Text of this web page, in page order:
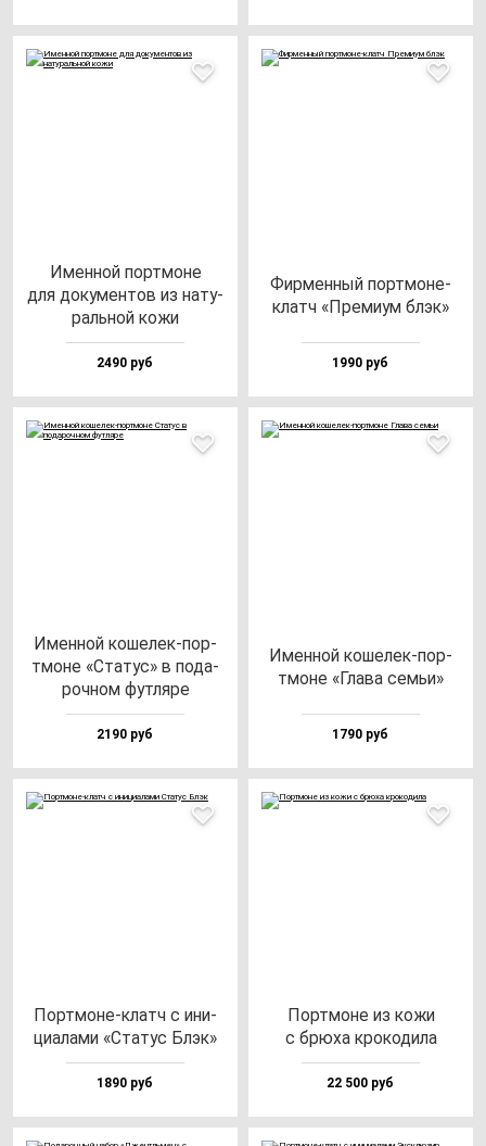
Имен­ной пор­тмо­не
для до­ку­мен­тов из на­ту­
раль­ной ко­жи
2490 руб
Фир­мен­ный пор­тмо­не-
клатч «Пре­ми­ум блэк»
1990 руб
Имен­ной ко­ше­лек-пор­
тмо­не «Ста­тус» в по­да­
роч­ном фут­ля­ре
2190 руб
Имен­ной ко­ше­лек-пор­
тмо­не «Гла­ва семьи»
1790 руб
Пор­тмо­не-клатч с ини­
ци­ала­ми «Ста­тус Блэк»
1890 руб
Пор­тмо­не из ко­жи
с брю­ха кро­ко­ди­ла
22 500 руб